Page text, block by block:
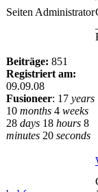
Seiten Administrator
Beiträge: 851
Registriert am:
09.09.08
Fusioneer: 17 years
10 months 4 weeks
28 days 18 hours 8
minutes 20 seconds